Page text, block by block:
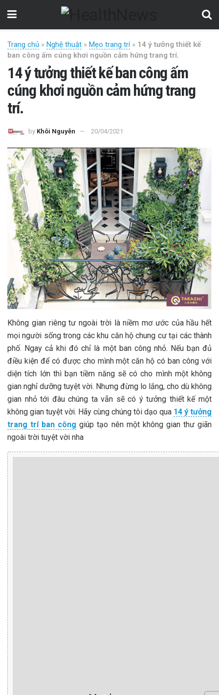
Trang chủ » Nghệ thuật » Mẹo trang trí» 14 ý tưởng thiết kế
ban công ấm cúng khơi nguồn cảm hứng trang trí.
14 ý tưởng thiết kế ban công ấm
cúng khơi nguồn cảm hứng trang
trí.
by Khôi Nguyễn 20/04/2021
Không gian riêng tư ngoài trời là niềm mơ ước của hầu hết
mọi người sống trong các khu căn hộ chung cư tại các thành
phố. Ngay cả khi đó chỉ là một ban công nhỏ. Nếu bạn đủ
điều kiện để có được cho mình một căn hộ có ban công với
diện tích lớn thì bạn tiềm năng sẽ có cho mình một không
gian nghỉ dưỡng tuyệt vời. Nhưng đừng lo lắng, cho dù không
gian nhỏ tới đâu chúng ta vẫn sẽ có ý tưởng thiết kế một
không gian tuyệt vời. Hãy cùng chúng tôi dạo qua 14 ý tưởng
trang trí ban công giúp tạo nên một không gian thư giãn
ngoài trời tuyệt vời nha